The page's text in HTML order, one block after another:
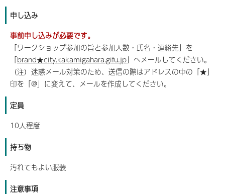
申し込み
事前申し込みが必要です。
「ワークショップ参加の旨と参加人数・氏名・連絡先」を
「brand★city.kakamigahara.gifu.jp」へメールしてください。
（注）迷惑メール対策のため、送信の際はアドレスの中の「★」
印を「@」に変えて、メールを作成してください。
定員
10人程度
持ち物
汚れてもよい服装
注意事項